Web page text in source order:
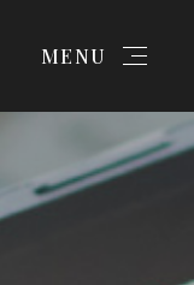
司行號
MENU